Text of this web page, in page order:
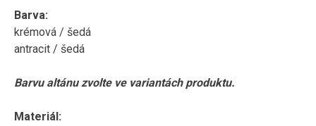
Barva:
krémová / šedá
antracit / šedá
Barvu altánu zvolte ve variantách produktu.
Materiál: